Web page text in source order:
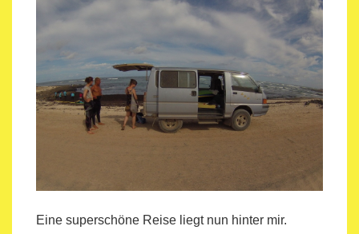
Eine superschöne Reise liegt nun hinter mir.